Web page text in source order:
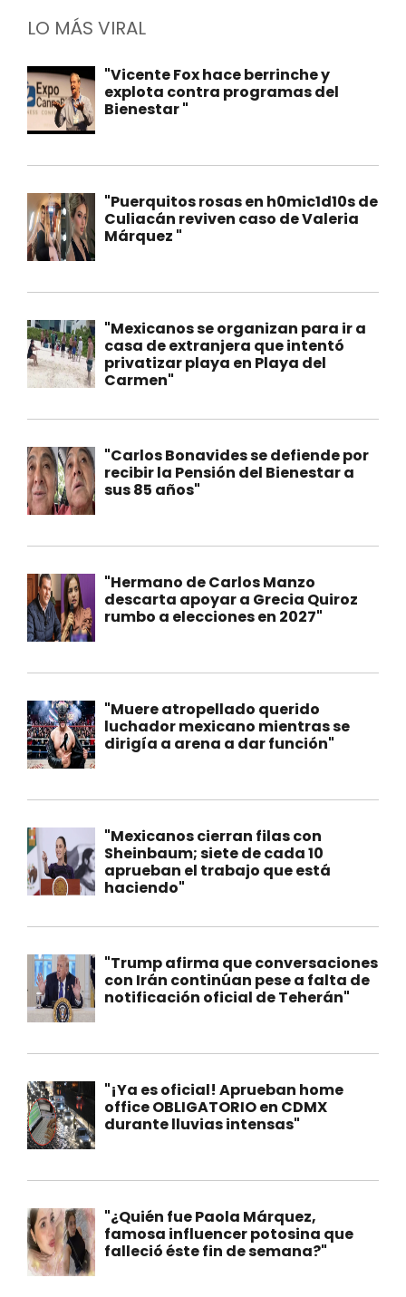
LO MÁS VIRAL
"Vicente Fox hace berrinche y
explota contra programas del
Bienestar "
"Puerquitos rosas en h0mic1d10s de
Culiacán reviven caso de Valeria
Márquez "
"Mexicanos se organizan para ir a
casa de extranjera que intentó
privatizar playa en Playa del
Carmen"
"Carlos Bonavides se defiende por
recibir la Pensión del Bienestar a
sus 85 años"
"Hermano de Carlos Manzo
descarta apoyar a Grecia Quiroz
rumbo a elecciones en 2027"
"Muere atropellado querido
luchador mexicano mientras se
dirigía a arena a dar función"
"Mexicanos cierran filas con
Sheinbaum; siete de cada 10
aprueban el trabajo que está
haciendo"
"Trump afirma que conversaciones
con Irán continúan pese a falta de
notificación oficial de Teherán"
"¡Ya es oficial! Aprueban home
office OBLIGATORIO en CDMX
durante lluvias intensas"
"¿Quién fue Paola Márquez,
famosa influencer potosina que
falleció éste fin de semana?"